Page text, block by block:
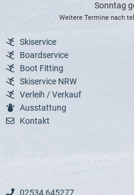
Sonntag
Weitere Termine nach
Skiservice
Boardservice
Boot Fitting
Skiservice NRW
Verleih / Verkauf
Ausstattung
Kontakt
02534 645277